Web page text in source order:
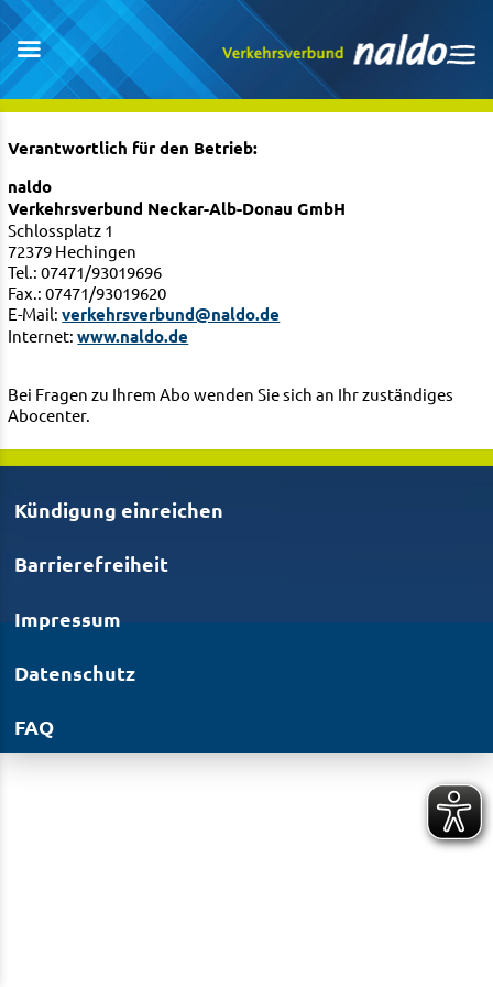
Verantwortlich für den Betrieb:
naldo
Verkehrsverbund Neckar-Alb-Donau GmbH
Schlossplatz 1
72379 Hechingen
Tel.: 07471/93019696
Fax.: 07471/93019620
E-Mail:verkehrsverbund@naldo.de
Internet:www.naldo.de
Bei Fragen zu Ihrem Abo wenden Sie sich an Ihr zuständiges
Abocenter.
Kündigung einreichen
Barrierefreiheit
Impressum
Datenschutz
FAQ